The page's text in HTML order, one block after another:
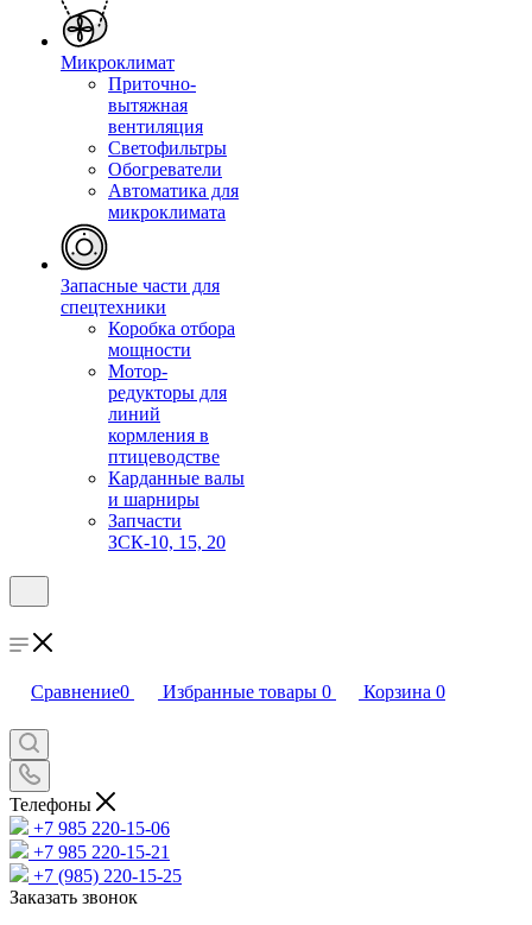
Микроклимат
Приточно-
вытяжная
вентиляция
Светофильтры
Обогреватели
Автоматика для
микроклимата
Запасные части для
спецтехники
Коробка отбора
мощности
Мотор-
редукторы для
линий
кормления в
птицеводстве
Карданные валы
и шарниры
Запчасти
ЗСК-10, 15, 20
Сравнение0 Избранные товары 0 Корзина 0
Телефоны
+7 985 220-15-06
+7 985 220-15-21
+7 (985) 220-15-25
Заказать звонок